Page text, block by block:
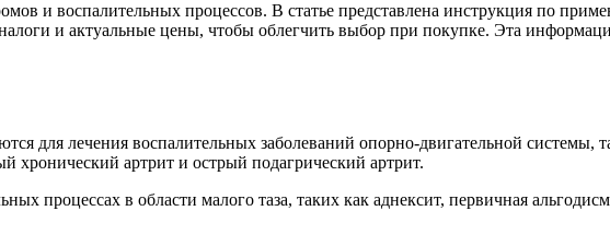
и воспалительных процессов. В статье представлена инструкция по
и актуальные цены, чтобы облегчить выбор при покупке. Эта
для лечения воспалительных заболеваний опорно-двигательной системы,
хронический артрит и острый подагрический артрит.
процессах в области малого таза, таких как аднексит, первичная